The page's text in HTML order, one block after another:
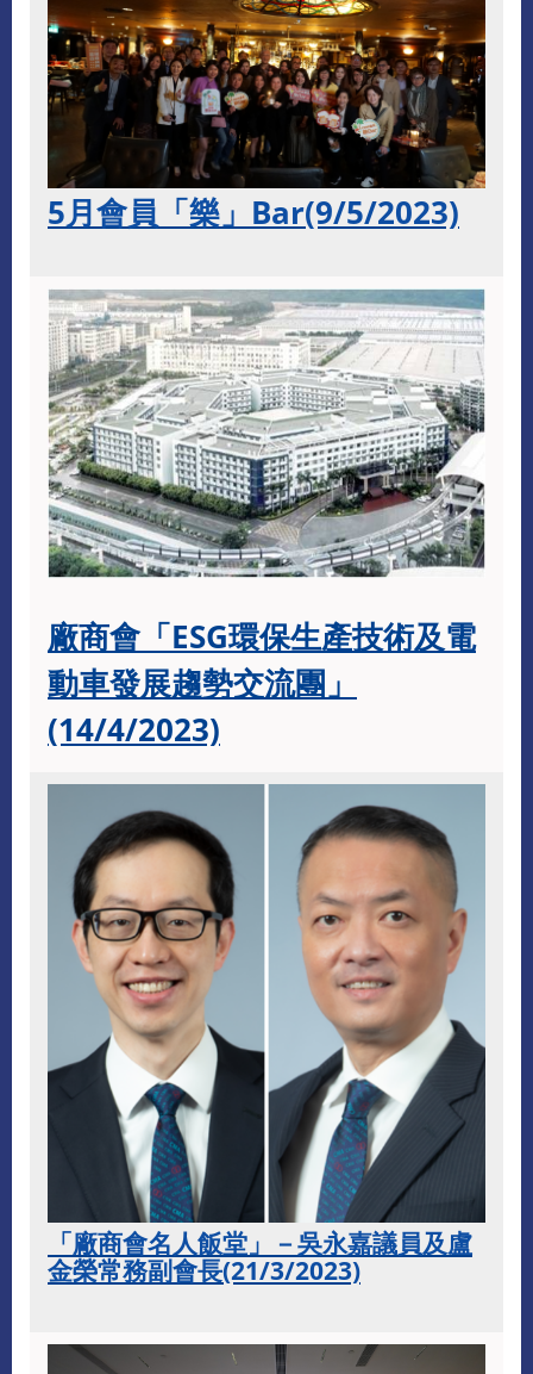
5月會員「樂」Bar(9/5/2023)
廠商會「ESG環保生產技術及電
動車發展趨勢交流團」
(14/4/2023)
「廠商會名人飯堂」－吳永嘉議員及盧
金榮常務副會長(21/3/2023)